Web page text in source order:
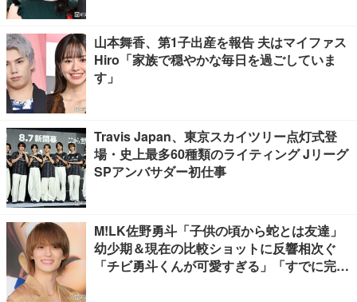
山本舞香、第1子出産を報告 夫はマイファス
Hiro「家族で穏やかな毎日を過ごしていま
す」
Travis Japan、東京スカイツリー点灯式登
場・史上最多60種類のライティング Jリーグ
SPアンバサダー初仕事
M!LK佐野勇斗「子供の頃から蛇とは友達」
幼少期＆現在の比較ショットに反響相次ぐ
「チビ勇斗くんが可愛すぎる」「すでに完成